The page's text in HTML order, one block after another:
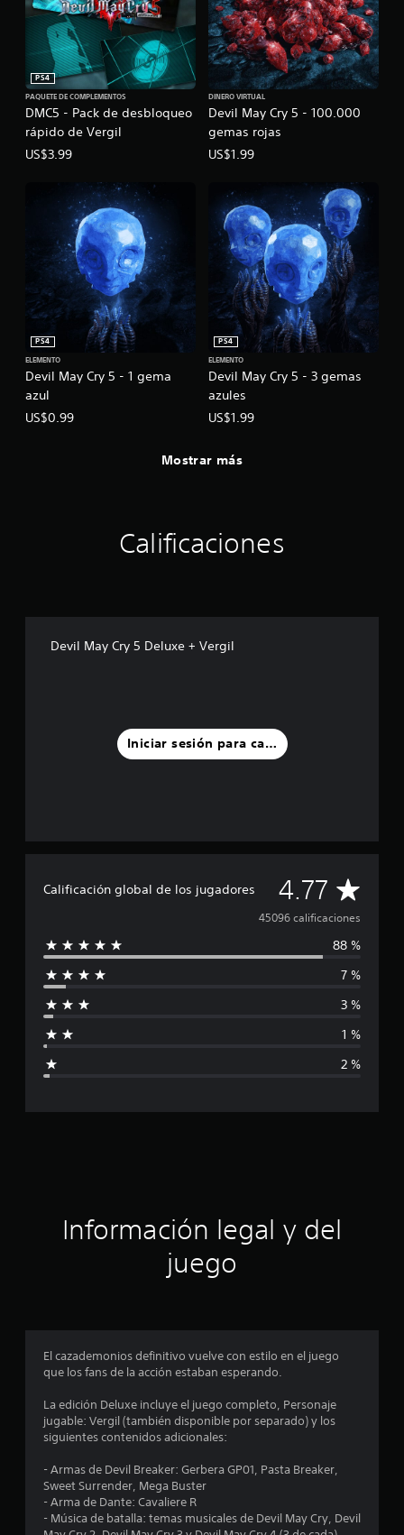
DMC5 - Pack de desbloqueo
rápido de Vergil
PS4
PAQUETE DE COMPLEMENTOS
US$3.99
Devil May Cry 5 - 100.000
gemas rojas
DINERO VIRTUAL
US$1.99
Devil May Cry 5 - 1 gema
azul
PS4
ELEMENTO
US$0.99
Devil May Cry 5 - 3 gemas
azules
PS4
ELEMENTO
US$1.99
Mostrar más
Calificaciones
Devil May Cry 5 Deluxe + Vergil
Iniciar sesión para calificar
Calificación global de los jugadores 4.77 C
a
l
a
ó
o
e
o
45096 calificaciones
88 %
7 %
3 %
1 %
2 %
Información legal y del
juego
El cazademonios definitivo vuelve con estilo en el juego
que los fans de la acción estaban esperando.
La edición Deluxe incluye el juego completo, Personaje
jugable: Vergil (también disponible por separado) y los
siguientes contenidos adicionales:
- Armas de Devil Breaker: Gerbera GP01, Pasta Breaker,
Sweet Surrender, Mega Buster
- Arma de Dante: Cavaliere R
- Música de batalla: temas musicales de Devil May Cry, Devil